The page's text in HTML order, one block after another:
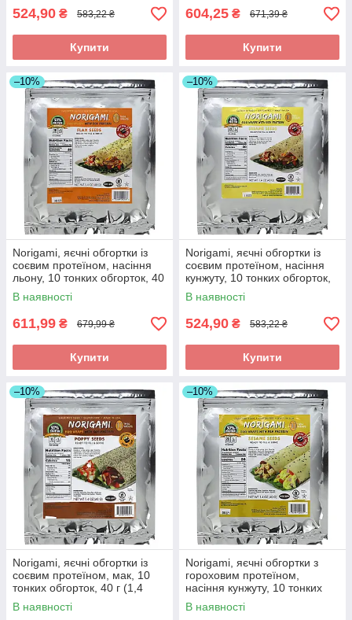
524,90 ₴ 583,22 ₴
Купити
604,25 ₴ 671,39 ₴
Купити
–10%
Norigami, яєчні обгортки із
соєвим протеїном, насіння
льону, 10 тонких обгорток, 40
г (1,4 унції) оригінал
В наявності
611,99 ₴ 679,99 ₴
Купити
–10%
Norigami, яєчні обгортки із
соєвим протеїном, насіння
кунжуту, 10 тонких обгорток,
40 г (1,4 унції) оригінал
В наявності
524,90 ₴ 583,22 ₴
Купити
–10%
Norigami, яєчні обгортки із
соєвим протеїном, мак, 10
тонких обгорток, 40 г (1,4
унції) оригінал
В наявності
–10%
Norigami, яєчні обгортки з
гороховим протеїном,
насіння кунжуту, 10 тонких
обгорток, 40 г (1,4 унції) в
Україні оригінал
В наявності